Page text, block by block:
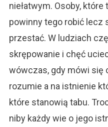
niełatwym. Osoby,
powinny tego robić lecz
przestać. W ludziach
skrępowanie i chęć
wówczas, gdy mówi się
rozumie a na istnienie
które stanowią tabu.
niby każdy wie o jego